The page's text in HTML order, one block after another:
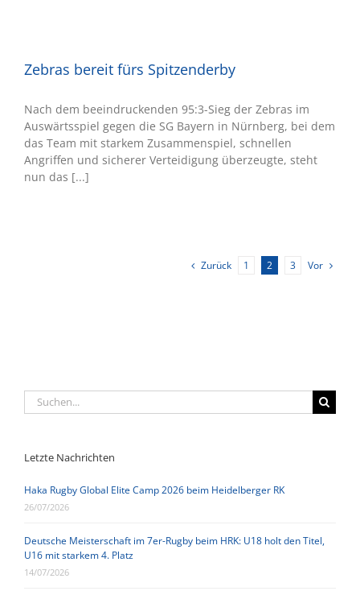
Zebras bereit fürs Spitzenderby
Nach dem beeindruckenden 95:3-Sieg der Zebras im
Auswärtsspiel gegen die SG Bayern in Nürnberg, bei dem
das Team mit starkem Zusammenspiel, schnellen
Angriffen und sicherer Verteidigung überzeugte, steht
nun das [...]
Zurück 1 2 3 Vor
Suche
nach:
Letzte Nachrichten
Haka Rugby Global Elite Camp 2026 beim Heidelberger RK
26/07/2026
Deutsche Meisterschaft im 7er-Rugby beim HRK: U18 holt den Titel,
U16 mit starkem 4. Platz
14/07/2026